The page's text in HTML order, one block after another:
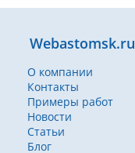
Webastomsk.ru
О компании
Контакты
Примеры работ
Новости
Статьи
Блог